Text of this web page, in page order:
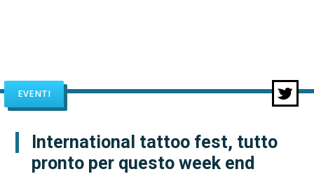
EVENTI
International tattoo fest, tutto
pronto per questo week end